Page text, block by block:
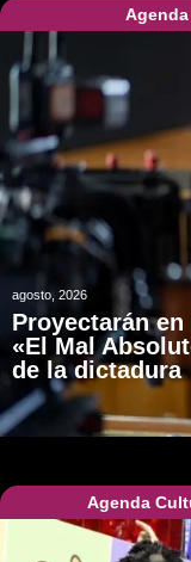
agosto, 2026
Proyectarán
«El Mal
de la dictadura
Agenda